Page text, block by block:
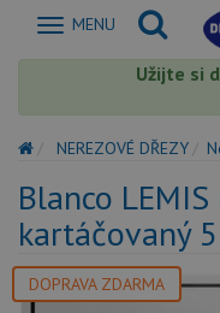
Zobrazit
MENU
Užijte si
NEREZOVÉ DŘEZY
Blanco
kartáčovaný
DOPRAVA ZDARMA